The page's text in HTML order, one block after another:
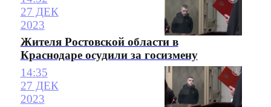
27 ДЕК
2023
Жителя Ростовской области в
Краснодаре осудили за госизмену
14:35
27 ДЕК
2023